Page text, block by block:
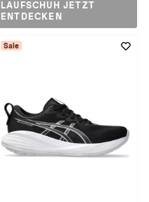
LAUFSCHUH JETZT
ENTDECKEN
Sale